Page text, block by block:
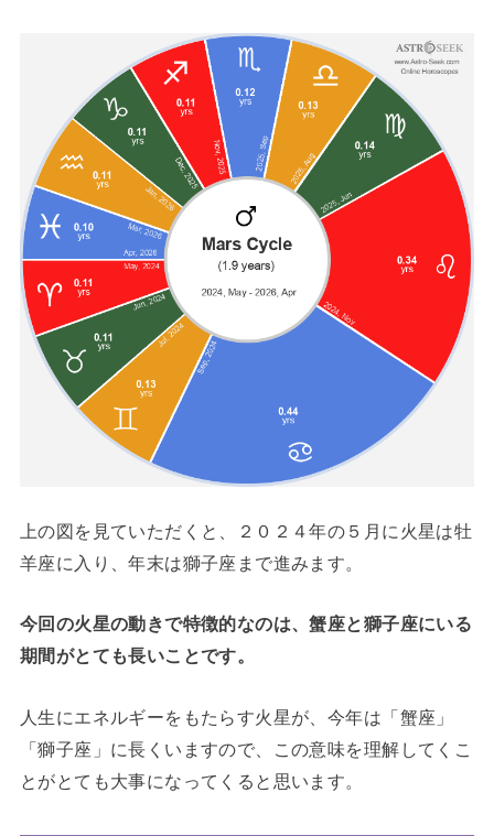
上の図を見ていただくと、２０２４年の５月に火星は牡
羊座に入り、年末は獅子座まで進みます。
今回の火星の動きで特徴的なのは、蟹座と獅子座にいる
期間がとても長いことです。
人生にエネルギーをもたらす火星が、今年は「蟹座」
「獅子座」に長くいますので、この意味を理解してくこ
とがとても大事になってくると思います。